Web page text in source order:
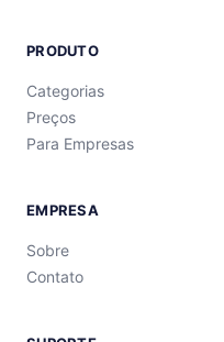
PRODUTO
Categorias
Preços
Para Empresas
EMPRESA
Sobre
Contato